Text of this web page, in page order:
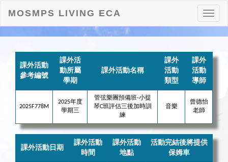
打
開
MOSMPS LIVING ECA
課外活動
參考編號
課外活
動所屬
學期
課外活動名稱
課外
活動
類型
課外
活動
導師
2025F778M
2025年度
學期三
管弦樂團預備班-小提
琴C班評估三後加時訓
練
音樂
曾德怡
老師
課外活動日期
課外活動
時間
課外活動
地點
活動完結後將提供
保姆車